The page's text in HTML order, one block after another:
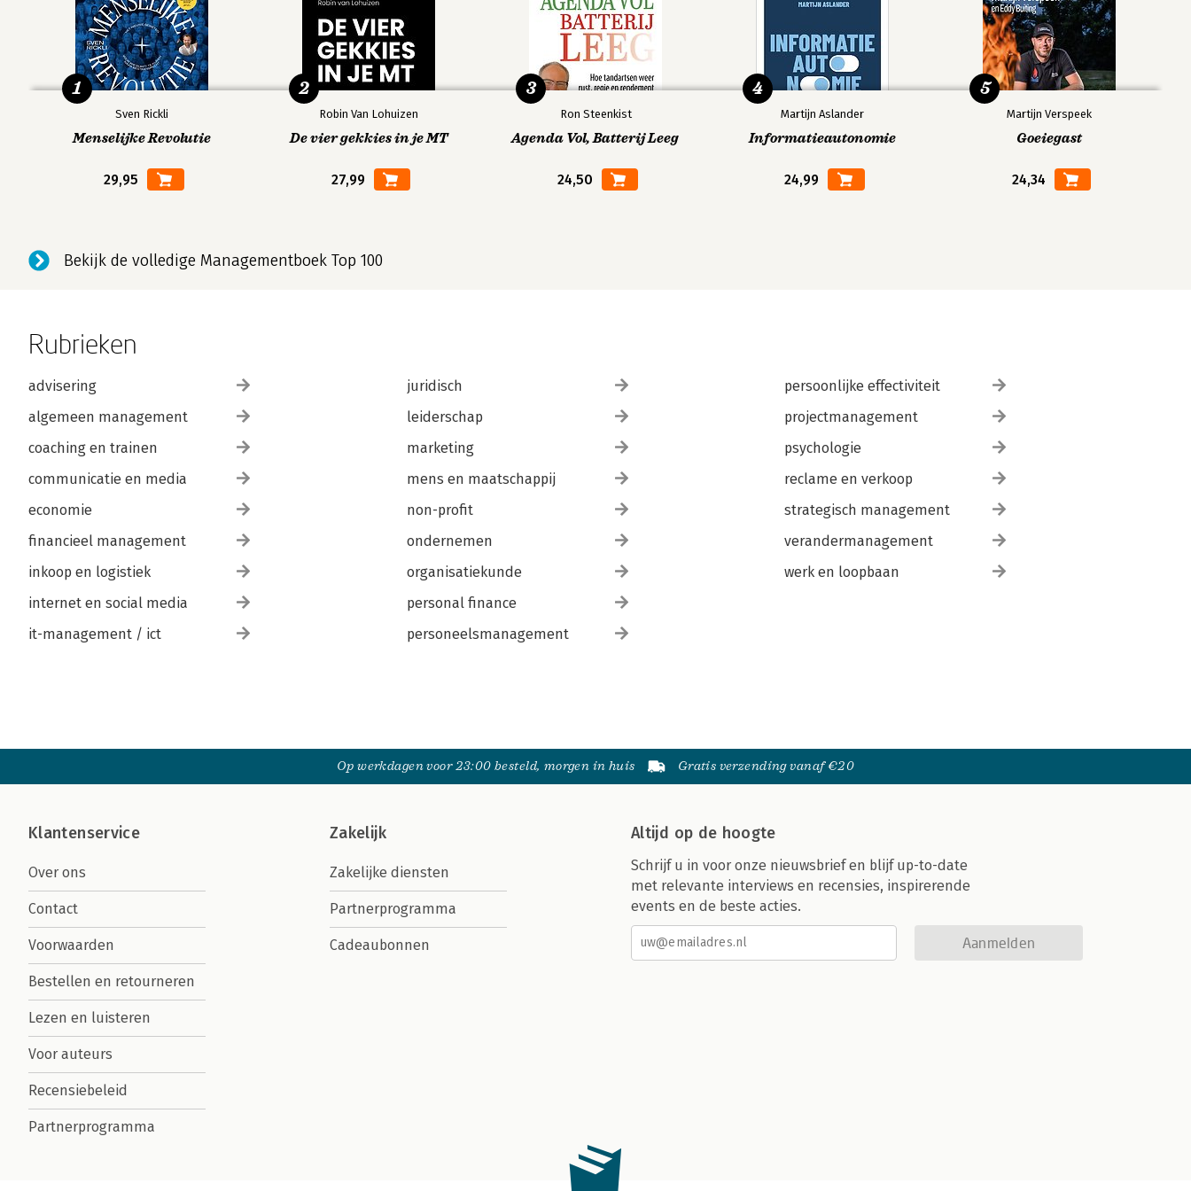
Sven Rickli
Menselijke Revolutie
29,95
1
Robin Van Lohuizen
De vier gekkies in je MT
27,99
2
Ron Steenkist
Agenda Vol, Batterij Leeg
24,50
3
Martijn Aslander
Informatieautonomie
24,99
4
Martijn Verspeek
Goeiegast
24,34
5
Bekijk de volledige Managementboek Top 100
Rubrieken
advisering
algemeen management
coaching en trainen
communicatie en media
economie
financieel management
inkoop en logistiek
internet en social media
it-management / ict
juridisch
leiderschap
marketing
mens en maatschappij
non-profit
ondernemen
organisatiekunde
personal finance
personeelsmanagement
persoonlijke effectiviteit
projectmanagement
psychologie
reclame en verkoop
strategisch management
verandermanagement
werk en loopbaan
Op werkdagen voor 23:00 besteld, morgen in huis Gratis verzending vanaf €20
Klantenservice
Over ons
Contact
Voorwaarden
Bestellen en retourneren
Lezen en luisteren
Voor auteurs
Recensiebeleid
Partnerprogramma
Zakelijk
Zakelijke diensten
Partnerprogramma
Cadeaubonnen
Altijd op de hoogte
Schrijf u in voor onze nieuwsbrief en blijf up-to-date
met relevante interviews en recensies, inspirerende
events en de beste acties.
Aanmelden